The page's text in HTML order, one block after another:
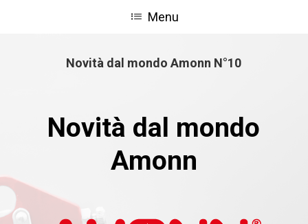
Menu
Novità dal mondo Amonn N°10
Novità dal mondo
Amonn